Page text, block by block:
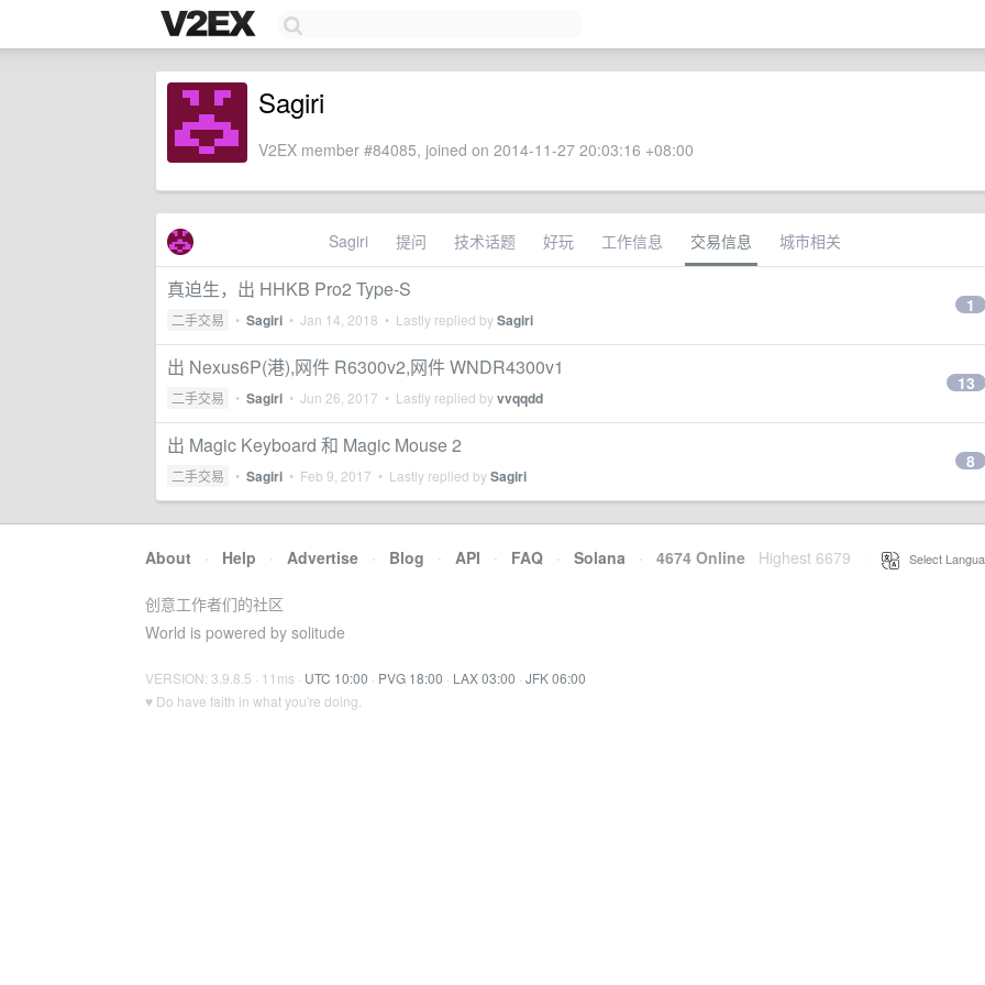
Sagiri
V2EX member #84085, joined on 2014-11-27 20:03:16 +08:00
Sagiri 提问 技术话题 好玩 工作信息 交易信息 城市相关
真迫生，出 HHKB Pro2 Type-S
二手交易 • Sagiri • Jan 14, 2018 • Lastly replied bySagiri
1
出 Nexus6P(港),网件 R6300v2,网件 WNDR4300v1
二手交易 • Sagiri • Jun 26, 2017 • Lastly replied byvvqqdd
13
出 Magic Keyboard 和 Magic Mouse 2
二手交易 • Sagiri • Feb 9, 2017 • Lastly replied bySagiri
8
About · Help · Advertise · Blog · API · FAQ · Solana · 4674 Online Highest 6679 Select
创意工作者们的社区
World is powered by solitude
VERSION: 3.9.8.5 · 11ms · UTC 10:00 · PVG 18:00 · LAX 03:00 · JFK 06:00
♥ Do have faith in what you're doing.